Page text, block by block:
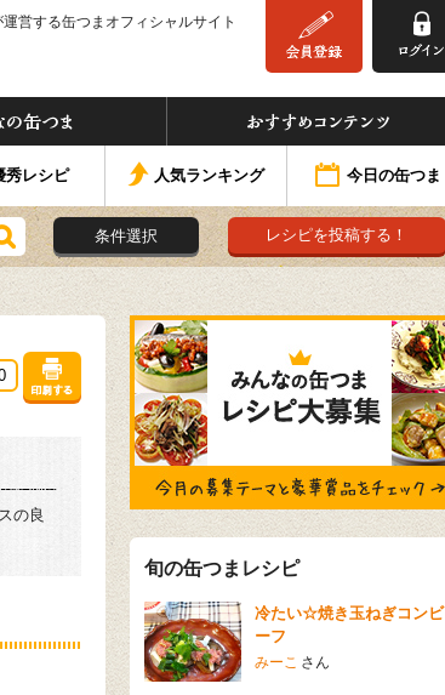
営する缶つまオフィシャルサイト
みんなの缶つま
秀レシピ 人気ランキング 今日の缶つま
条件選択 レシピを投稿する！
の良
旬の缶つまレシピ
冷たい☆焼き玉ねぎコンビ
ーフ
みーこ さん